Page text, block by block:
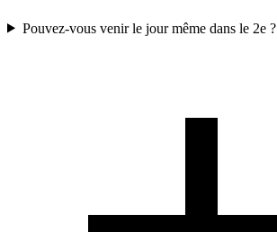
Pouvez-vous venir le jour même dans le 2e ?